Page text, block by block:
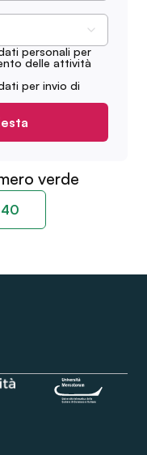
personali per
delle attività
per invio di
verde